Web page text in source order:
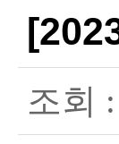
조회 :